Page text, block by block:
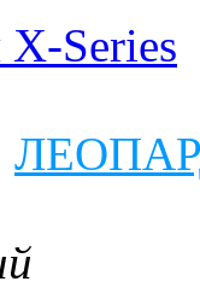
Series